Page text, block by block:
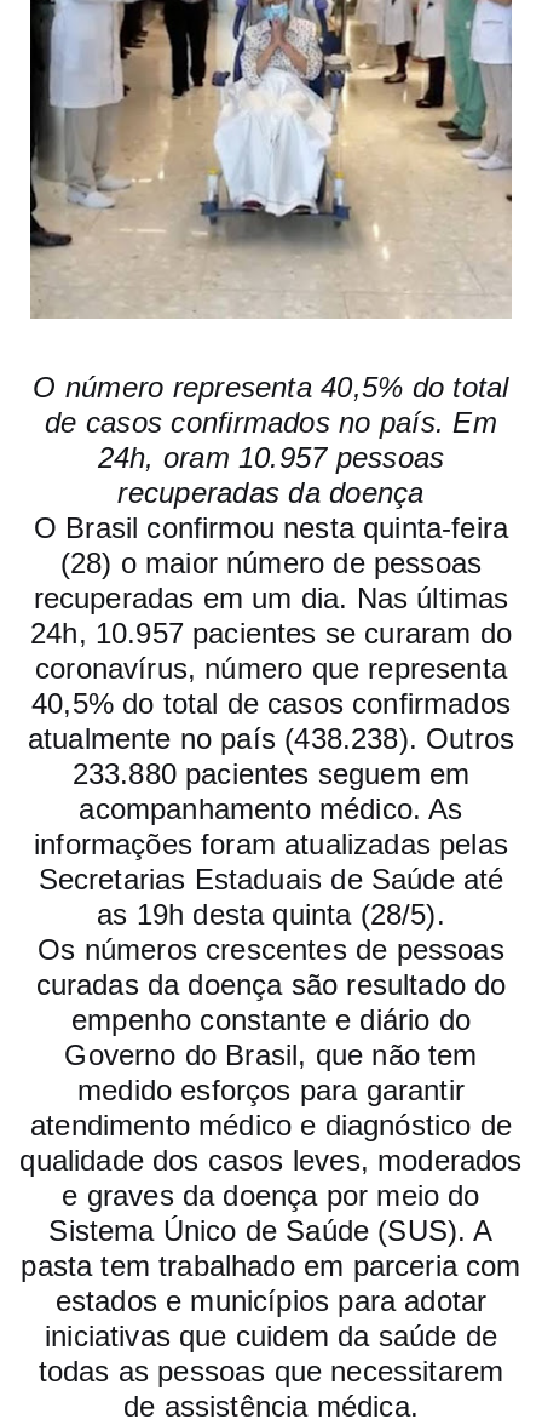
O número representa 40,5% do total
de casos confirmados no país. Em
24h, oram 10.957 pessoas
recuperadas da doença
O Brasil confirmou nesta quinta-feira
(28) o maior número de pessoas
recuperadas em um dia. Nas últimas
24h, 10.957 pacientes se curaram do
coronavírus, número que representa
40,5% do total de casos confirmados
atualmente no país (438.238). Outros
233.880 pacientes seguem em
acompanhamento médico. As
informações foram atualizadas pelas
Secretarias Estaduais de Saúde até
as 19h desta quinta (28/5).
Os números crescentes de pessoas
curadas da doença são resultado do
empenho constante e diário do
Governo do Brasil, que não tem
medido esforços para garantir
atendimento médico e diagnóstico de
qualidade dos casos leves, moderados
e graves da doença por meio do
Sistema Único de Saúde (SUS). A
pasta tem trabalhado em parceria com
estados e municípios para adotar
iniciativas que cuidem da saúde de
todas as pessoas que necessitarem
de assistência médica.